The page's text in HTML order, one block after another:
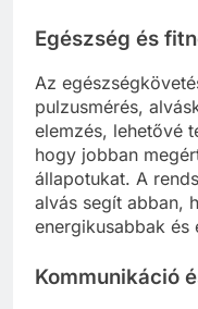
Egészség és
Az
pulzusmérés,
elemzés, lehetővé
hogy jobban
állapotukat. A
alvás segít abban,
energikusabbak és
Kommunikáció